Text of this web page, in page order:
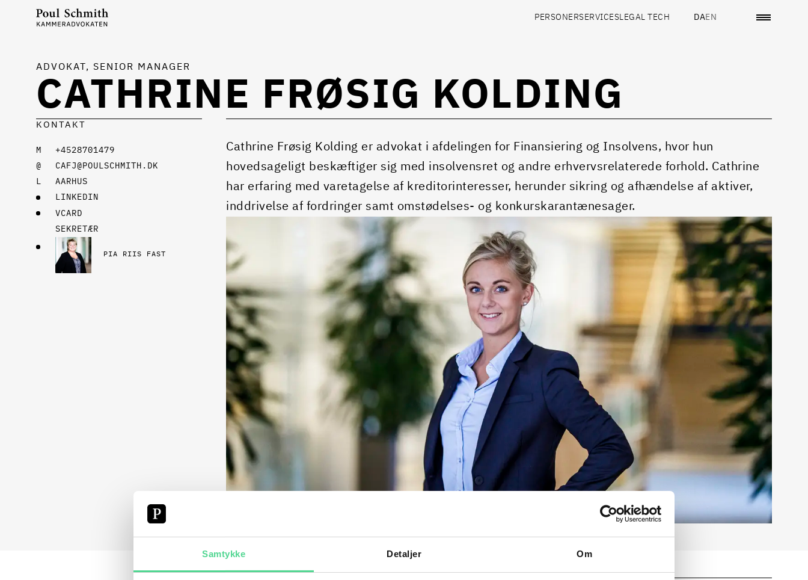
Samtykke Detaljer Om
PERSONERSERVICESLEGAL TECH DAEN
CATHRINE FRØSIG KOLDING
ADVOKAT, SENIOR MANAGER
KONTAKT
+4528701479
CAFJ@POULSCHMITH.DK
AARHUS
LINKEDIN
VCARD
SEKRETÆR
PIA RIIS FAST
Cathrine Frøsig Kolding er advokat i afdelingen for Finansiering og Insolvens, hvor hun
hovedsageligt beskæftiger sig med insolvensret og andre erhvervsrelaterede forhold. Cathrine
har erfaring med varetagelse af kreditorinteresser, herunder sikring og afhændelse af aktiver,
inddrivelse af fordringer samt omstødelses- og konkurskarantænesager.